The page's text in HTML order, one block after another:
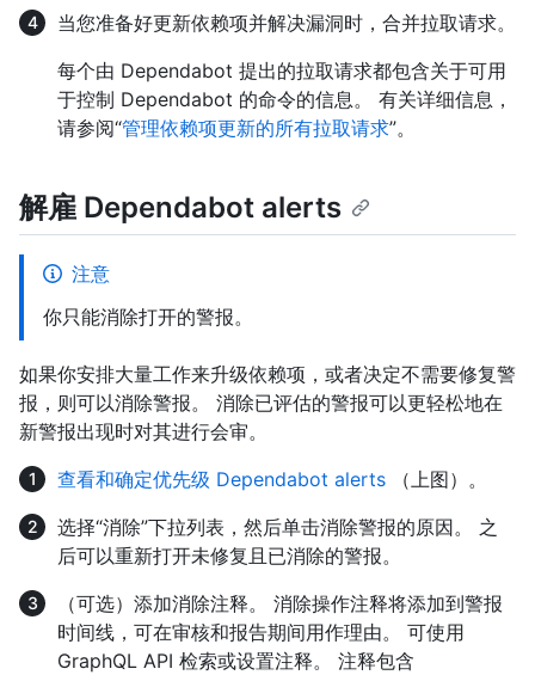
当您准备好更新依赖项并解决漏洞时，合并拉取请求。
每个由 Dependabot 提出的拉取请求都包含关于可用
于控制 Dependabot 的命令的信息。 有关详细信息，
请参阅“管理依赖项更新的所有拉取请求”。
解雇 Dependabot alerts
注意
你只能消除打开的警报。
如果你安排大量工作来升级依赖项，或者决定不需要修复警
报，则可以消除警报。 消除已评估的警报可以更轻松地在
新警报出现时对其进行会审。
查看和确定优先级 Dependabot alerts （上图）。
选择“消除”下拉列表，然后单击消除警报的原因。 之
后可以重新打开未修复且已消除的警报。
（可选）添加消除注释。 消除操作注释将添加到警报
时间线，可在审核和报告期间用作理由。 可使用
GraphQL API 检索或设置注释。 注释包含